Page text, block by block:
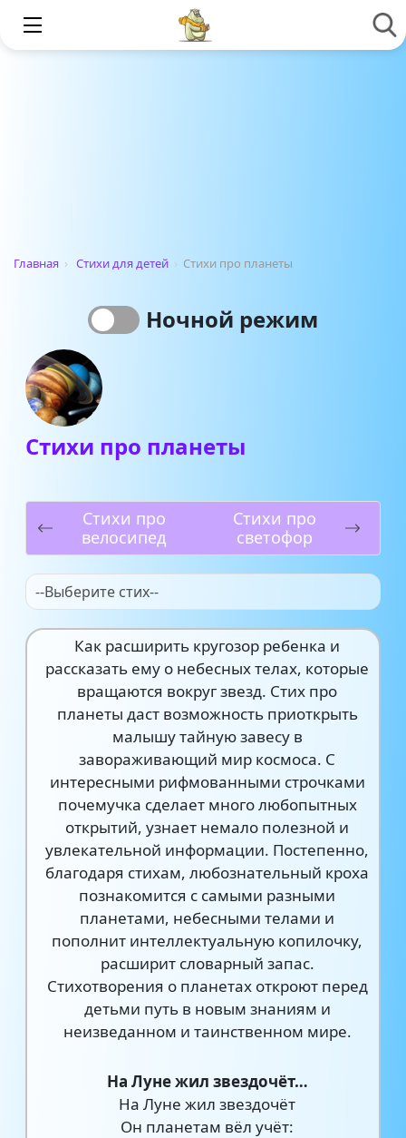
Главная › Стихи для детей › Стихи про планеты
Ночной режим
Стихи про планеты
Стихи про
велосипед
Стихи про
светофор
--Выберите стих--
Как расширить кругозор ребенка и
рассказать ему о небесных телах, которые
вращаются вокруг звезд. Стих про
планеты даст возможность приоткрыть
малышу тайную завесу в
завораживающий мир космоса. С
интересными рифмованными строчками
почемучка сделает много любопытных
открытий, узнает немало полезной и
увлекательной информации. Постепенно,
благодаря стихам, любознательный кроха
познакомится с самыми разными
планетами, небесными телами и
пополнит интеллектуальную копилочку,
расширит словарный запас.
Стихотворения о планетах откроют перед
детьми путь в новым знаниям и
неизведанном и таинственном мире.
На Луне жил звездочёт…
На Луне жил звездочёт
Он планетам вёл учёт: